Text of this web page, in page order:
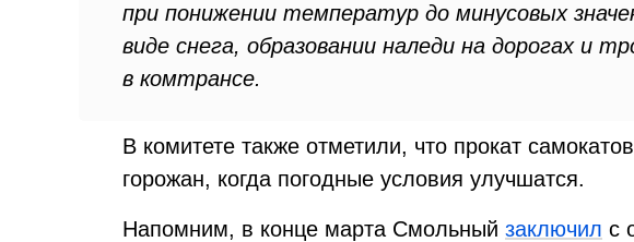
при понижении температур до минусовых
виде снега, образовании наледи на дорогах и
в комтрансе.
В комитете также отметили, что прокат
горожан, когда погодные условия улучшатся.
Напомним, в конце марта Смольный заключил с